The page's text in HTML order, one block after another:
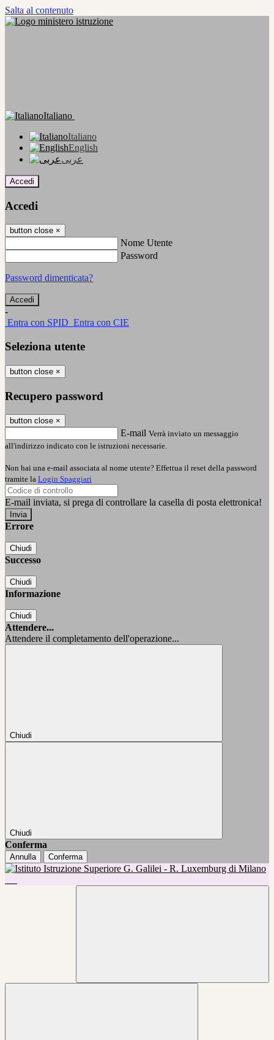
Salta al contenuto
Italiano
Italiano
English
عربى
Accedi
Accedi
button close ×
Nome Utente
Password
Password dimenticata?
-
Entra con SPID Entra con CIE
Seleziona utente
button close ×
Recupero password
button close ×
E-mail Verrà inviato un messaggio
all'indirizzo indicato con le istruzioni necessarie.
Non hai una e-mail associata al nome utente? Effettua il reset della password
tramite la Login Spaggiari
E-mail inviata, si prega di controllare la casella di posta elettronica!
Errore
Chiudi
Successo
Chiudi
Informazione
Chiudi
Attendere...
Attendere il completamento dell'operazione...
Chiudi
Chiudi
Conferma
Annulla Conferma